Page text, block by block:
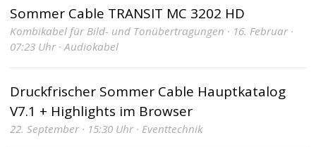
Sommer Cable TRANSIT MC 3202 HD
Kombikabel für Bild- und Tonübertragungen · 16. Februar ·
07:23 Uhr · Audiokabel
Druckfrischer Sommer Cable Hauptkatalog
V7.1 + Highlights im Browser
22. September · 15:30 Uhr · Eventtechnik